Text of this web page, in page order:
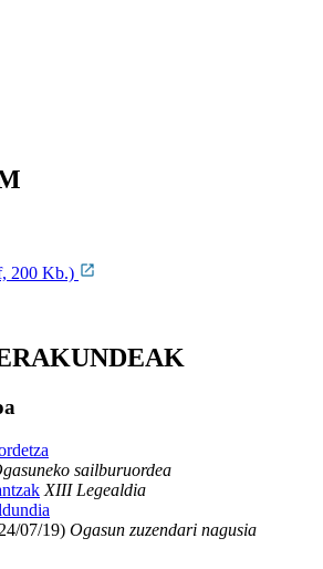
200 Kb.)
sailburuordea
XIII Legealdia
07/19) Ogasun zuzendari nagusia